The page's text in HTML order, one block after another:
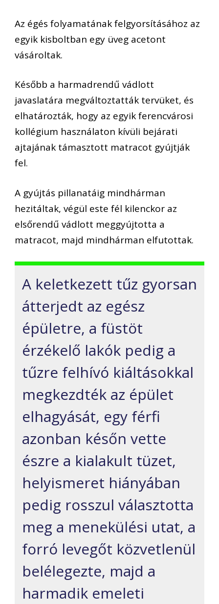
Az égés folyamatának felgyorsításához az
egyik kisboltban egy üveg acetont
vásároltak.
Később a harmadrendű vádlott
javaslatára megváltoztatták tervüket, és
elhatározták, hogy az egyik ferencvárosi
kollégium használaton kívüli bejárati
ajtajának támasztott matracot gyújtják
fel.
A gyújtás pillanatáig mindhárman
hezitáltak, végül este fél kilenckor az
elsőrendű vádlott meggyújtotta a
matracot, majd mindhárman elfutottak.
A keletkezett tűz gyorsan
átterjedt az egész
épületre, a füstöt
érzékelő lakók pedig a
tűzre felhívó kiáltásokkal
megkezdték az épület
elhagyását, egy férfi
azonban későn vette
észre a kialakult tüzet,
helyismeret hiányában
pedig rosszul választotta
meg a menekülési utat, a
forró levegőt közvetlenül
belélegezte, majd a
harmadik emeleti